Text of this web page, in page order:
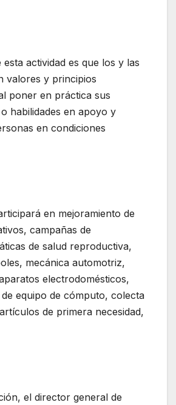
esta actividad es que los y las
valores y principios
poner en práctica sus
habilidades en apoyo y
en condiciones
en mejoramiento de
campañas de
de salud reproductiva,
mecánica automotriz,
electrodomésticos,
equipo de cómputo, colecta
de primera necesidad,
el director general de